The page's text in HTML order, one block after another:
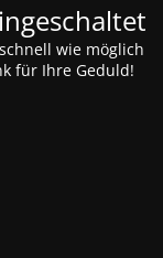
wie möglich
für Ihre Geduld!